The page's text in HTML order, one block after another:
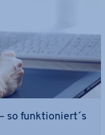
so funk­tio­niert´s